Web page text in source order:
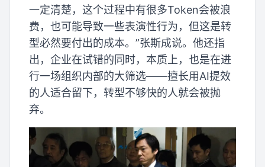
一定清楚，这个过程中有很多Token会被浪
费，也可能导致一些表演性行为，但这是转
型必然要付出的成本。”张斯成说。他还指
出，企业在试错的同时，本质上，也是在进
行一场组织内部的大筛选——擅长用AI提效
的人适合留下，转型不够快的人就会被抛
弃。